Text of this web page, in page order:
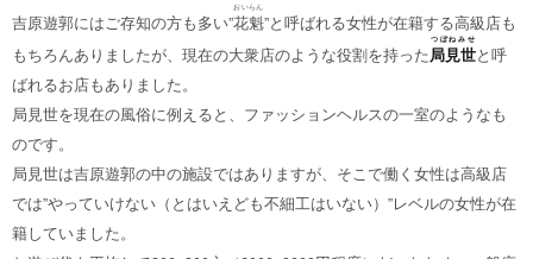
吉原遊郭にはご存知の方も多い”花魁
おいらん
”と呼ばれる女性が在籍する高級店も
もちろんありましたが、現在の大衆店のような役割を持った局見世
つぼねみせ
と呼
ばれるお店もありました。
局見世を現在の風俗に例えると、ファッションヘルスの一室のようなも
のです。
局見世は吉原遊郭の中の施設ではありますが、そこで働く女性は高級店
では”やっていけない（とはいえども不細工はいない）”レベルの女性が在
籍していました。